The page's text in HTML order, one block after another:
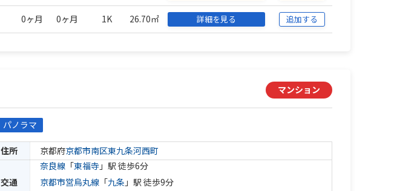
0ヶ月 0ヶ月 1K 26.70㎡ 詳細を見る 追加する
マンション
パノラマ
住所 京都府京都市南区東九条河西町
交通
奈良線 「東福寺 」駅 徒歩6分
京都市営烏丸線 「九条 」駅 徒歩9分